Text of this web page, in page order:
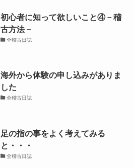
初心者に知って欲しいこと④－稽
古方法－
全稽古日誌
海外から体験の申し込みがありま
した
全稽古日誌
足の指の事をよく考えてみる
と・・・
全稽古日誌